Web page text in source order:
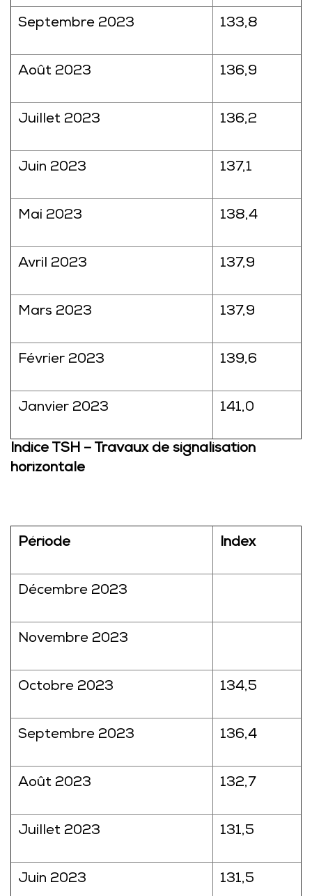
Septembre 2023 133,8
Août 2023 136,9
Juillet 2023 136,2
Juin 2023 137,1
Mai 2023 138,4
Avril 2023 137,9
Mars 2023 137,9
Février 2023 139,6
Janvier 2023 141,0
Indice TSH – Travaux de signalisation
horizontale
Période Index
Décembre 2023
Novembre 2023
Octobre 2023 134,5
Septembre 2023 136,4
Août 2023 132,7
Juillet 2023 131,5
Juin 2023 131,5